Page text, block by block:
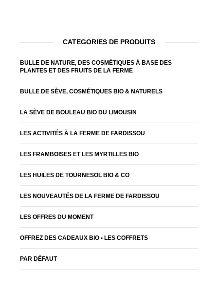
CATEGORIES DE PRODUITS
BULLE DE NATURE, DES COSMÉTIQUES À BASE DES
PLANTES ET DES FRUITS DE LA FERME
BULLE DE SÈVE, COSMÉTIQUES BIO & NATURELS
LA SÈVE DE BOULEAU BIO DU LIMOUSIN
LES ACTIVITÉS À LA FERME DE FARDISSOU
LES FRAMBOISES ET LES MYRTILLES BIO
LES HUILES DE TOURNESOL BIO & CO
LES NOUVEAUTÉS DE LA FERME DE FARDISSOU
LES OFFRES DU MOMENT
OFFREZ DES CADEAUX BIO • LES COFFRETS
PAR DÉFAUT